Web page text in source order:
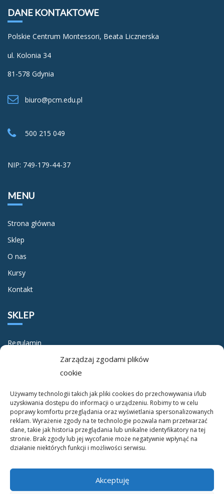
Zarządzaj zgodami plików
cookie
Używamy technologii takich jak pliki cookies do przechowywania i/lub
uzyskiwania dostępu do informacji o urządzeniu. Robimy to w celu
poprawy komfortu przeglądania oraz wyświetlania spersonalizowanych
reklam. Wyrażenie zgody na te technologie pozwala nam przetwarzać
dane, takie jak historia przeglądania lub unikalne identyfikatory na tej
stronie. Brak zgody lub jej wycofanie może negatywnie wpłynąć na
działanie niektórych funkcji i możliwości serwisu.
Akceptuję
DANE KONTAKTOWE
Polskie Centrum Montessori, Beata Licznerska
ul. Kolonia 34
81-578 Gdynia
biuro@pcm.edu.pl
500 215 049
NIP: 749-179-44-37
MENU
Strona główna
Sklep
O nas
Kursy
Kontakt
SKLEP
Regulamin
Polityka prywatności
O nas
Kontakt